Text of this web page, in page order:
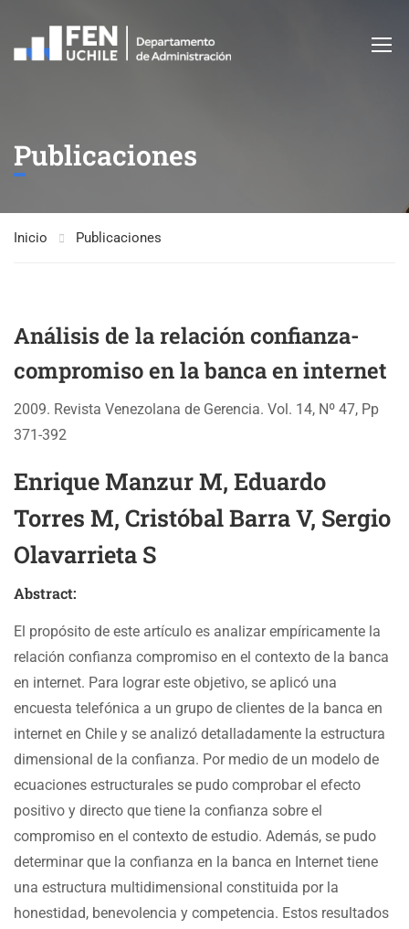
Publicaciones
Inicio Publicaciones
Análisis de la relación confianza-
compromiso en la banca en internet
2009. Revista Venezolana de Gerencia. Vol. 14, Nº 47, Pp
371-392
Enrique Manzur M, Eduardo
Torres M, Cristóbal Barra V, Sergio
Olavarrieta S
Abstract:
El propósito de este artículo es analizar empíricamente la
relación confianza compromiso en el contexto de la banca
en internet. Para lograr este objetivo, se aplicó una
encuesta telefónica a un grupo de clientes de la banca en
internet en Chile y se analizó detalladamente la estructura
dimensional de la confianza. Por medio de un modelo de
ecuaciones estructurales se pudo comprobar el efecto
positivo y directo que tiene la confianza sobre el
compromiso en el contexto de estudio. Además, se pudo
determinar que la confianza en la banca en Internet tiene
una estructura multidimensional constituida por la
honestidad, benevolencia y competencia. Estos resultados